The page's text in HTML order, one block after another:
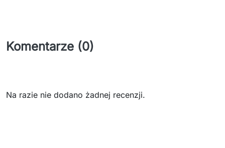
Komentarze (0)
Na razie nie dodano żadnej recenzji.